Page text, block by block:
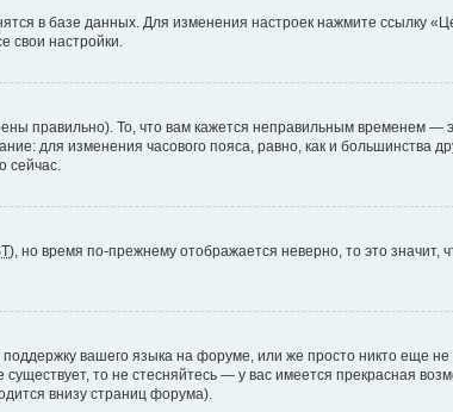
в базе данных. Для изменения настроек нажмите ссылку
свои настройки.
правильно). То, что вам кажется неправильным временем —
для изменения часового пояса, равно, как и большинства
сейчас.
), но время по-прежнему отображается неверно, то это
вашего языка на форуме, или же просто никто еще
то не стесняйтесь — у вас имеется прекрасная
внизу страниц форума).